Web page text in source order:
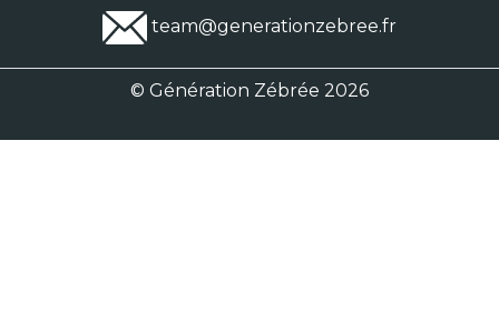
team@generationzebree.fr
© Génération Zébrée 2026